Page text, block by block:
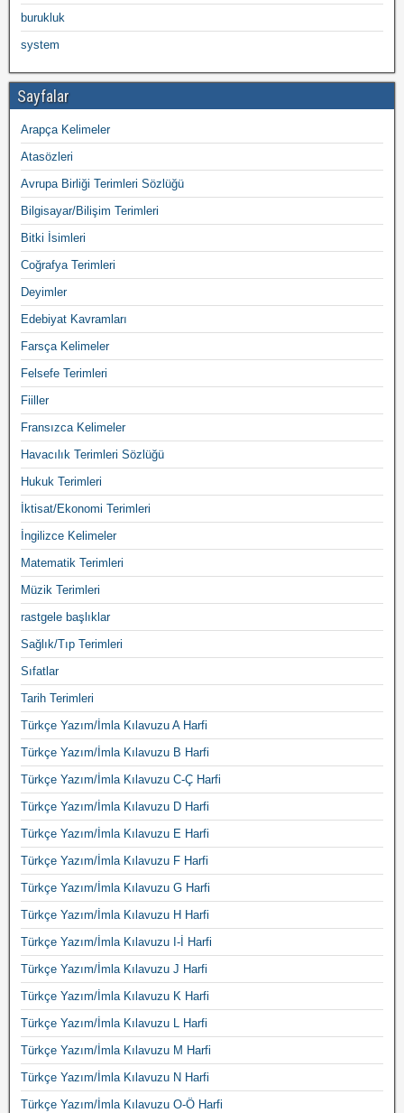
burukluk
system
Sayfalar
Arapça Kelimeler
Atasözleri
Avrupa Birliği Terimleri Sözlüğü
Bilgisayar/Bilişim Terimleri
Bitki İsimleri
Coğrafya Terimleri
Deyimler
Edebiyat Kavramları
Farsça Kelimeler
Felsefe Terimleri
Fiiller
Fransızca Kelimeler
Havacılık Terimleri Sözlüğü
Hukuk Terimleri
İktisat/Ekonomi Terimleri
İngilizce Kelimeler
Matematik Terimleri
Müzik Terimleri
rastgele başlıklar
Sağlık/Tıp Terimleri
Sıfatlar
Tarih Terimleri
Türkçe Yazım/İmla Kılavuzu A Harfi
Türkçe Yazım/İmla Kılavuzu B Harfi
Türkçe Yazım/İmla Kılavuzu C-Ç Harfi
Türkçe Yazım/İmla Kılavuzu D Harfi
Türkçe Yazım/İmla Kılavuzu E Harfi
Türkçe Yazım/İmla Kılavuzu F Harfi
Türkçe Yazım/İmla Kılavuzu G Harfi
Türkçe Yazım/İmla Kılavuzu H Harfi
Türkçe Yazım/İmla Kılavuzu I-İ Harfi
Türkçe Yazım/İmla Kılavuzu J Harfi
Türkçe Yazım/İmla Kılavuzu K Harfi
Türkçe Yazım/İmla Kılavuzu L Harfi
Türkçe Yazım/İmla Kılavuzu M Harfi
Türkçe Yazım/İmla Kılavuzu N Harfi
Türkçe Yazım/İmla Kılavuzu O-Ö Harfi